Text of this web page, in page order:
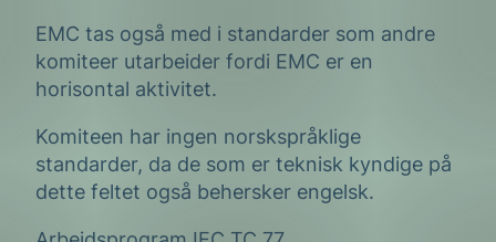
EMC tas også med i standarder som andre
komiteer utarbeider fordi EMC er en
horisontal aktivitet.
Komiteen har ingen norskspråklige
standarder, da de som er teknisk kyndige på
dette feltet også behersker engelsk.